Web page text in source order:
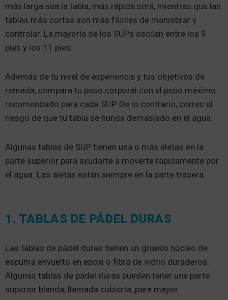
más larga sea la tabla, más rápida será, mientras que las
tablas más cortas son más fáciles de maniobrar y
controlar. La mayoría de los SUPs oscilan entre los 9
pies y los 11 pies.
Además de tu nivel de experiencia y tus objetivos de
remada, compara tu peso corporal con el peso máximo
recomendado para cada SUP. De lo contrario, corres el
riesgo de que tu tabla se hunda demasiado en el agua.
Algunas tablas de SUP tienen una o más aletas en la
parte superior para ayudarte a moverte rápidamente por
el agua. Las aletas están siempre en la parte trasera.
1. TABLAS DE PÁDEL DURAS
Las tablas de pádel duras tienen un grueso núcleo de
espuma envuelto en epoxi o fibra de vidrio duraderos.
Algunas tablas de pádel duras pueden tener una parte
superior blanda, llamada cubierta, para mayor